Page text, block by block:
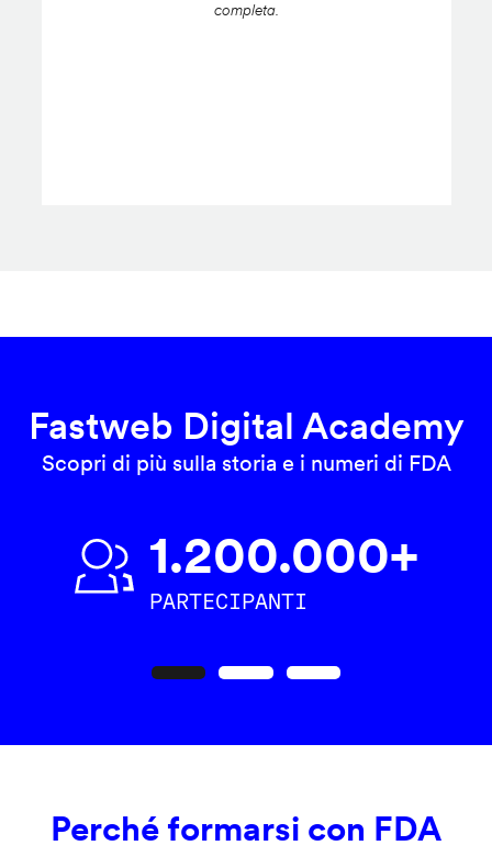
completa.
Fastweb Digital Academy
Scopri di più sulla storia e i numeri di FDA
1.200.000+
PARTECIPANTI
Perché formarsi con FDA